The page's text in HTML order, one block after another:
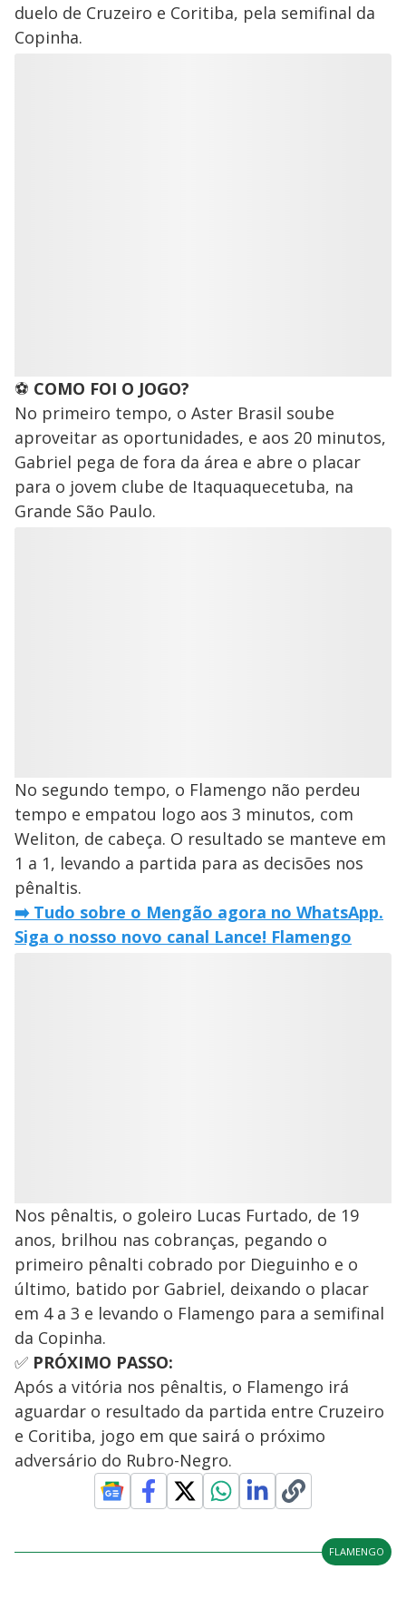
duelo de Cruzeiro e Coritiba, pela semifinal da
Copinha.
⚽ COMO FOI O JOGO?
No primeiro tempo, o Aster Brasil soube
aproveitar as oportunidades, e aos 20 minutos,
Gabriel pega de fora da área e abre o placar
para o jovem clube de Itaquaquecetuba, na
Grande São Paulo.
No segundo tempo, o Flamengo não perdeu
tempo e empatou logo aos 3 minutos, com
Weliton, de cabeça. O resultado se manteve em
1 a 1, levando a partida para as decisões nos
pênaltis.
➡️ Tudo sobre o Mengão agora no WhatsApp.
Siga o nosso novo canal Lance! Flamengo
Nos pênaltis, o goleiro Lucas Furtado, de 19
anos, brilhou nas cobranças, pegando o
primeiro pênalti cobrado por Dieguinho e o
último, batido por Gabriel, deixando o placar
em 4 a 3 e levando o Flamengo para a semifinal
da Copinha.
✅ PRÓXIMO PASSO:
Após a vitória nos pênaltis, o Flamengo irá
aguardar o resultado da partida entre Cruzeiro
e Coritiba, jogo em que sairá o próximo
adversário do Rubro-Negro.
FLAMENGO